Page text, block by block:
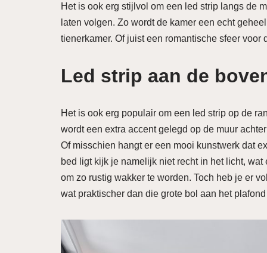
Het is ook erg stijlvol om een led strip langs de
laten volgen. Zo wordt de kamer een echt
tienerkamer. Of juist een romantische sfeer voor
Led strip aan de
Het is ook erg populair om een led strip op de
wordt een extra accent gelegd op de muur
Of misschien hangt er een mooi kunstwerk dat
bed ligt kijk je namelijk niet recht in het licht,
om zo rustig wakker te worden. Toch heb je er
wat praktischer dan die grote bol aan het